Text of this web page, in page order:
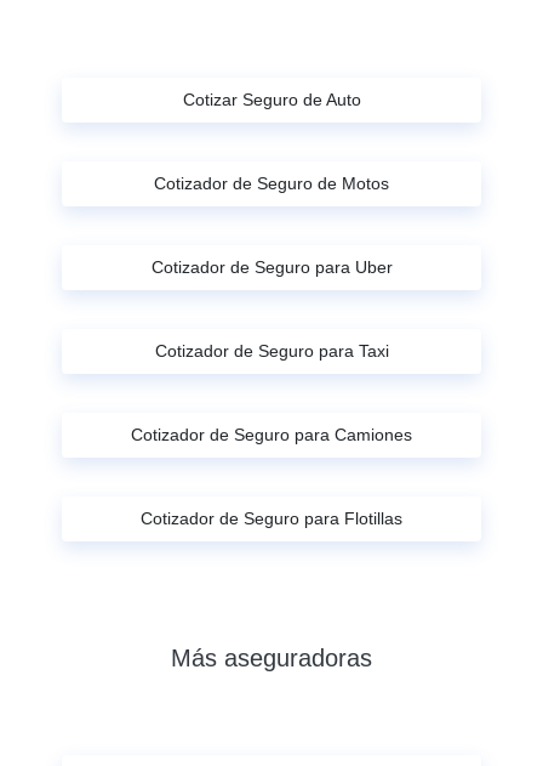
Cotizar Seguro de Auto
Cotizador de Seguro de Motos
Cotizador de Seguro para Uber
Cotizador de Seguro para Taxi
Cotizador de Seguro para Camiones
Cotizador de Seguro para Flotillas
Más aseguradoras